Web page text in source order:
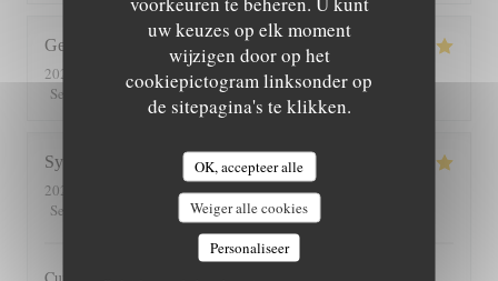
uw keuzes op elk moment
wijzigen door op het
cookiepictogram linksonder op
de sitepagina's te klikken.
OK, accepteer alle
Weiger alle cookies
Personaliseer
George
2026-07-30
- 13:00 - Gasten 2
Service
Atmosfeer: 5/5 Keuken:5/5 Kwaliteit / Prijs
Sylvain
2026-07-25
- 20:30 - Gasten 3
Service
Atmosfeer:5/5 Keuken: 5/5